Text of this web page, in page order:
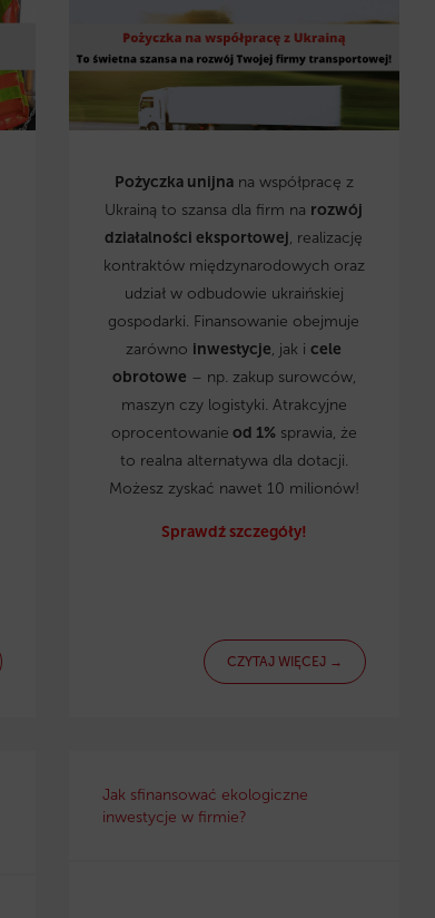
Pożyczka unijnana współpracę z
Ukrainą to szansa dla firm na rozwój
działalności eksportowej, realizację
kontraktów międzynarodowych oraz
udział w odbudowie ukraińskiej
gospodarki. Finansowanie obejmuje
zarówno inwestycje, jak icele
obrotowe – np. zakup surowców,
maszyn czy logistyki. Atrakcyjne
oprocentowanie od 1%sprawia, że
to realna alternatywa dla dotacji.
Możesz zyskać nawet 10 milionów!
Sprawdź szczegóły!
CZYTAJ WIĘCEJ →
Jak sfinansować ekologiczne
inwestycje w firmie?